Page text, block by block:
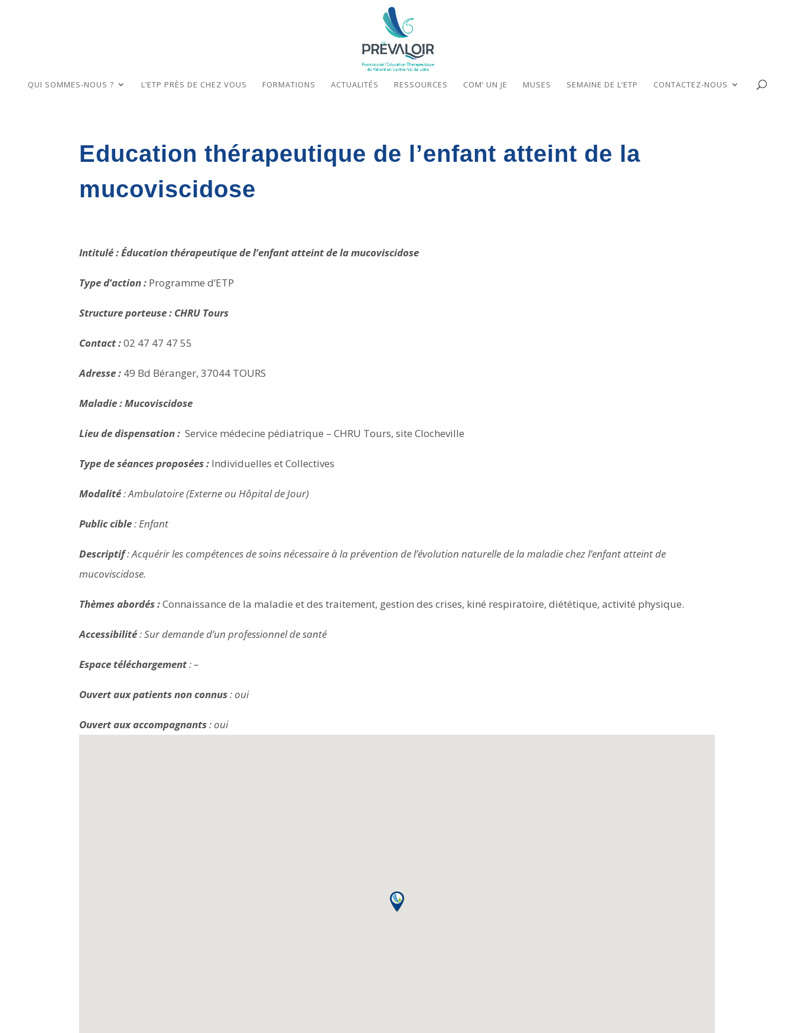
QUI SOMMES-NOUS ? L’ETP PRÈS DE CHEZ VOUS FORMATIONS ACTUALITÉS RESSOURCES COM’ UN JE MUSES SEMAINE DE L’ETP CONTACTEZ-NOUS
Education thérapeutique de l’enfant atteint de la
mucoviscidose
Intitulé : Éducation thérapeutique de l’enfant atteint de la mucoviscidose
Type d’action : Programme d’ETP
Structure porteuse : CHRU Tours
Contact :02 47 47 47 55
Adresse : 49 Bd Béranger, 37044 TOURS
Maladie : Mucoviscidose
Lieu de dispensation : Service médecine pédiatrique – CHRU Tours, site Clocheville
Type de séances proposées : Individuelles et Collectives
Modalité: Ambulatoire (Externe ou Hôpital de Jour)
Public cible: Enfant
Descriptif: Acquérir les compétences de soins nécessaire à la prévention de l’évolution naturelle de la maladie chez l’enfant atteint de
mucoviscidose.
Thèmes abordés :Connaissance de la maladie et des traitement, gestion des crises, kiné respiratoire, diététique, activité physique.
Accessibilité: Sur demande d’un professionnel de santé
Espace téléchargement: –
Ouvert aux patients non connus: oui
Ouvert aux accompagnants: oui